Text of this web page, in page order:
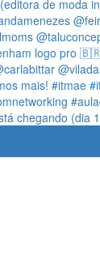
chegando (dia